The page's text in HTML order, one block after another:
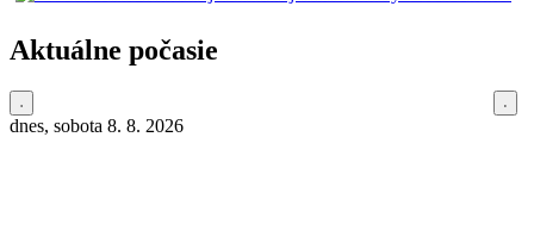
Aktuálne počasie
dnes, sobota 8. 8. 2026